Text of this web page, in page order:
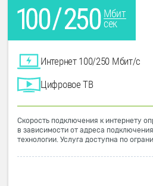
Мбит
сек
Интернет 100/250 Мбит/с
Цифровое ТВ
Скорость подключения к интернету
в зависимости от адреса
технологии. Услуга доступна по